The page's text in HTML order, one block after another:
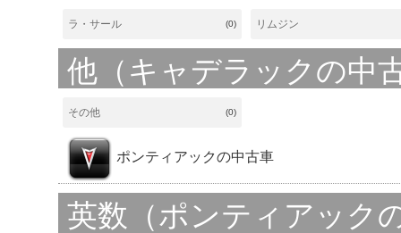
ラ・サール (0) リムジン
他（キャデラックの中
その他 (0)
ポンティアックの中古車
英数（ポンティアック